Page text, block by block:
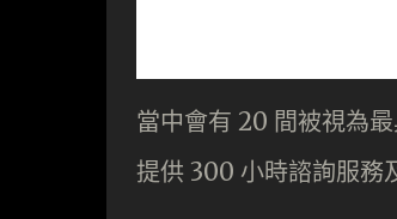
當中會有 20 間被視為
提供 300 小時諮詢服務